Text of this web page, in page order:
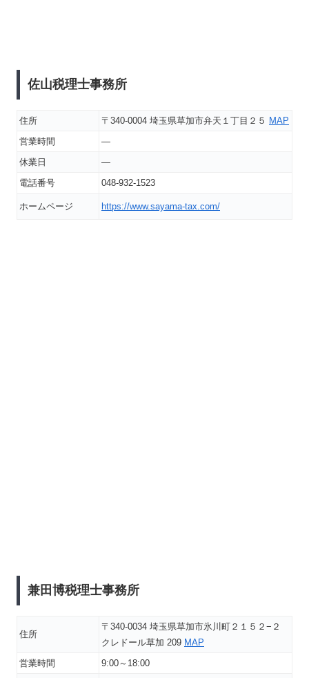
佐山税理士事務所
住所 〒340-0004 埼玉県草加市弁天１丁目２５ MAP
営業時間
―
休業日
―
電話番号
048-932-1523
ホームページ https://www.sayama-tax.com/
兼田博税理士事務所
住所
〒340-0034 埼玉県草加市氷川町２１５２−２
クレドール草加 209 MAP
営業時間
9:00～18:00